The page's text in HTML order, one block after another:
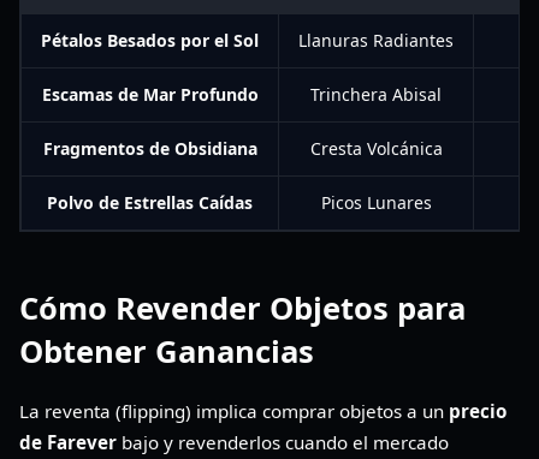
Pétalos Besados por el Sol Llanuras Radiantes
Escamas de Mar Profundo Trinchera Abisal
Fragmentos de Obsidiana Cresta Volcánica
Polvo de Estrellas Caídas Picos Lunares
Cómo Revender Objetos para
Obtener Ganancias
La reventa (flipping) implica comprar objetos a un precio
de Farever bajo y revenderlos cuando el mercado